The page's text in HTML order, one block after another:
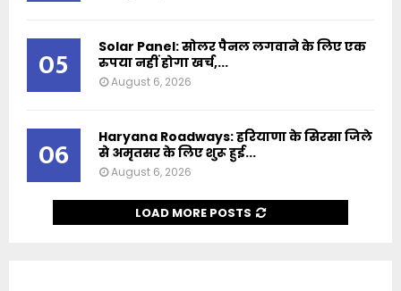
05
Solar Panel: सोलर पैनल लगवाने के लिए एक
रुपया नहीं होगा खर्च,...
August 6, 2026
06
Haryana Roadways: हरियाणा के सिरसा जिले
से अमृतसर के लिए शुरू हुई...
August 6, 2026
LOAD MORE POSTS